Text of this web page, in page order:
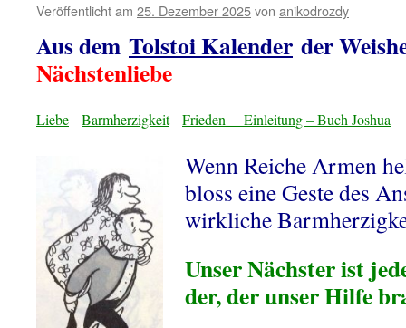
Veröffentlicht am 25. Dezember 2025von anikodrozdy
Aus dem Tolstoi Kalender der
Nächstenliebe
Liebe Barmherzigkeit Frieden Einleitung – Buch Joshua
Wenn Reiche Armen
bloss eine Geste des
wirkliche
Unser Nächster ist
der, der unser Hilfe